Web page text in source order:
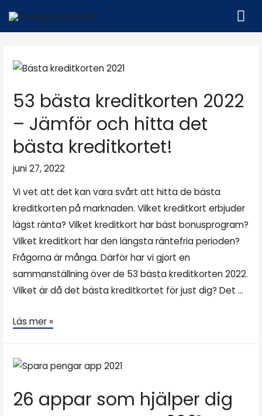
53 bästa kreditkorten 2022
– Jämför och hitta det
bästa kreditkortet!
juni 27, 2022
Vi vet att det kan vara svårt att hitta de bästa
kreditkorten på marknaden. Vilket kreditkort erbjuder
lägst ränta? Vilket kreditkort har bäst bonusprogram?
Vilket kreditkort har den längsta räntefria perioden?
Frågorna är många. Därför har vi gjort en
sammanställning över de 53 bästa kreditkorten 2022.
Vilket är då det bästa kreditkortet för just dig? Det …
Läs mer »
26 appar som hjälper dig